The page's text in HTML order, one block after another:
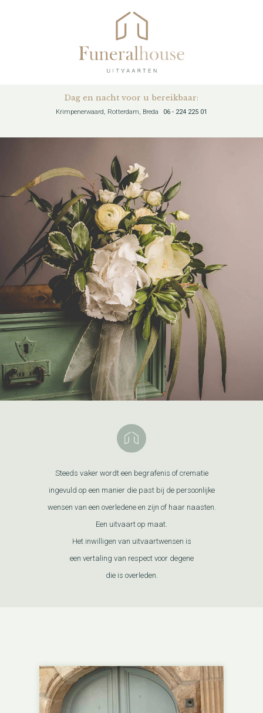
Dag en nacht voor u bereikbaar:
Krimpenerwaard, Rotterdam, Breda 06 - 224 225 01
Steeds vaker wordt een begrafenis of crematie
ingevuld op een manier die past bij de persoonlijke
wensen van een overledene en zijn of haar naasten.
Een uitvaart op maat.
Het inwilligen van uitvaartwensen is
een vertaling van respect voor degene
die is overleden.